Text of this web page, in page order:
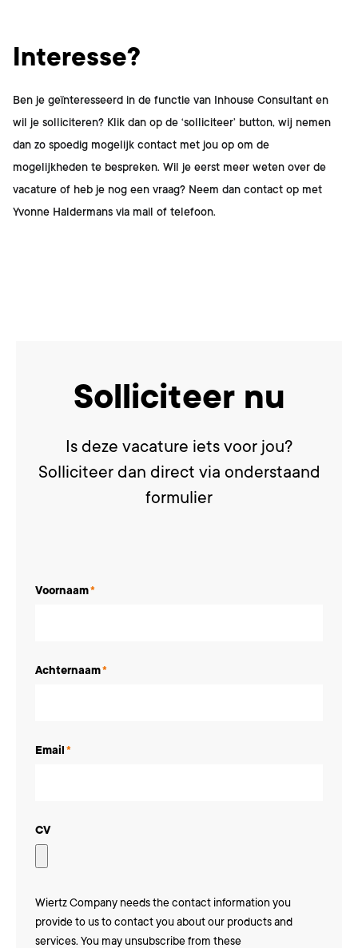
Interesse?
Ben je geïnteresseerd in de functie van Inhouse Consultant en
wil je solliciteren? Klik dan op de ‘solliciteer’ button, wij nemen
dan zo spoedig mogelijk contact met jou op om de
mogelijkheden te bespreken. Wil je eerst meer weten over de
vacature of heb je nog een vraag? Neem dan contact op met
Yvonne Haldermans via mail of telefoon.
Solliciteer nu
Is deze vacature iets voor jou?
Solliciteer dan direct via onderstaand
formulier
Voornaam*
Achternaam*
Email*
CV
Wiertz Company needs the contact information you
provide to us to contact you about our products and
services. You may unsubscribe from these